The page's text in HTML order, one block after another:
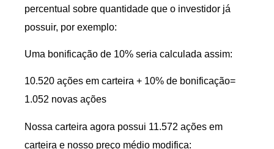
percentual sobre quantidade que o investidor já
possuir, por exemplo:
Uma bonificação de 10% seria calculada assim:
10.520 ações em carteira + 10% de bonificação=
1.052 novas ações
Nossa carteira agora possui 11.572 ações em
carteira e nosso preço médio modifica: